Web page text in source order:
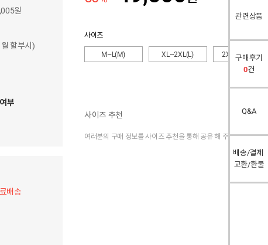
관련상품
구매후기
0건
Q&A
배송/결제
교환/환불
원
할부시)
부
배송
사이즈
M~L(M) XL~2XL(L) 2XL~3XL(XL)
사이즈 추천
여러분의 구매 정보를 사이즈 추천을 통해 공유 해 주세요.